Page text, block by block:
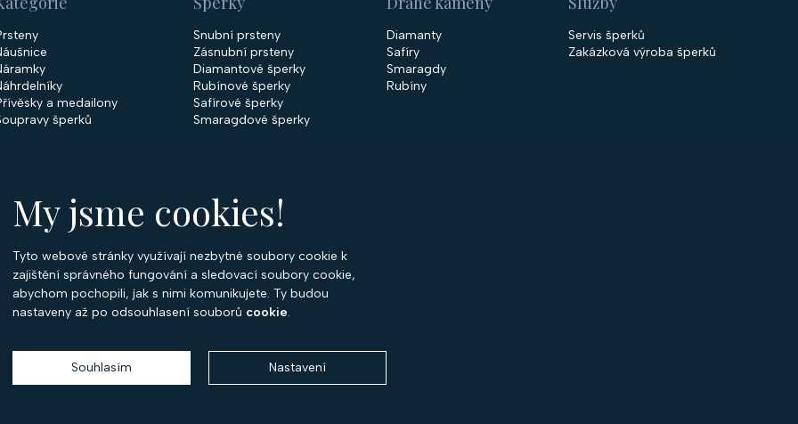
My jsme cookies!
Tyto webové stránky využívají nezbytné soubory cookie k
zajištění správného fungování a sledovací soubory cookie,
abychom pochopili, jak s nimi komunikujete. Ty budou
nastaveny až po odsouhlasení souborů cookie.
Nastavení
Souhlasím
a medailony
šperků
Snubní prsteny
Zásnubní prsteny
Diamantové šperky
Rubínové šperky
Safírové šperky
Smaragdové šperky
Diamanty
Safíry
Smaragdy
Rubíny
Servis šperků
Zakázková výroba šperků
Copyright 2026Optima Diamant. Všechna práva vyhrazena.